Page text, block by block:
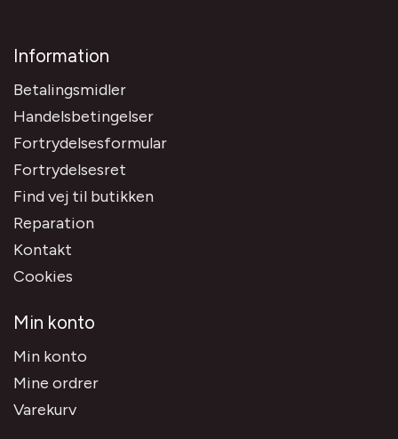
Information
Betalingsmidler
Handelsbetingelser
Fortrydelsesformular
Fortrydelsesret
Find vej til butikken
Reparation
Kontakt
Cookies
Min konto
Min konto
Mine ordrer
Varekurv